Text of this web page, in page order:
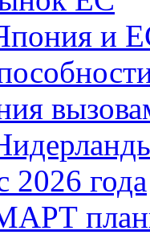
и
2026 года